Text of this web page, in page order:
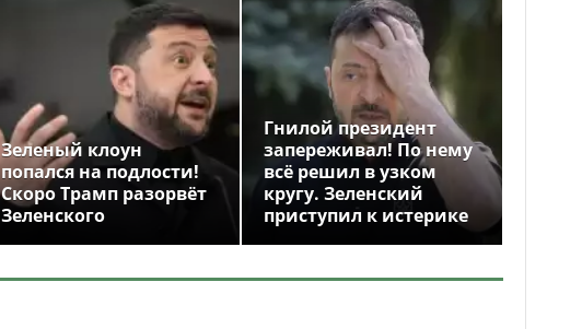
Зеленый клоун
попался на подлости!
Скоро Трамп разорвёт
Зеленского
Гнилой президент
запереживал! По нему
всё решил в узком
кругу. Зеленский
приступил к истерике